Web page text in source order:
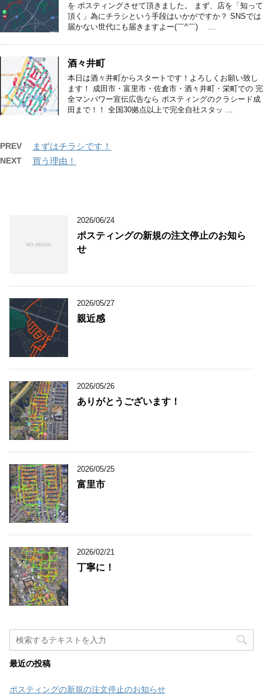
を ポスティングさせて頂きました。 まず、店を「知って
頂く」為にチラシという手段はいかがですか？ SNSでは
届かない世代にも届きますよー(￣^￣)ゞ …
酒々井町
本日は酒々井町からスタートです！よろしくお願い致し
ます！ 成田市・富里市・佐倉市・酒々井町・栄町での 完
全マンパワー宣伝広告なら ポスティングのクラシード成
田まで！！ 全国30拠点以上で完全自社スタッ …
PREV まずはチラシです！
NEXT 買う理由！
2026/06/24
ポスティングの新規の注文停止のお知ら
せ
2026/05/27
親近感
2026/05/26
ありがとうございます！
2026/05/25
富里市
2026/02/21
丁寧に！
最近の投稿
ポスティングの新規の注文停止のお知らせ